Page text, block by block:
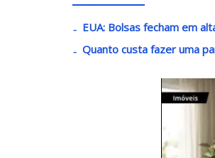
EUA: Bolsas fecham em
Quanto custa fazer uma